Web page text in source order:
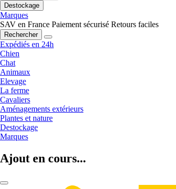
Destockage
Marques
SAV en France Paiement sécurisé Retours faciles
Rechercher
Expédiés en 24h
Chien
Chat
Animaux
Elevage
La ferme
Cavaliers
Aménagements extérieurs
Plantes et nature
Destockage
Marques
Ajout en cours...